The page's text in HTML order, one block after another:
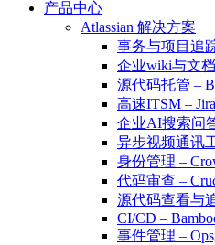
产品中心
Atlassian 解决方案
事务与项目追
企业wiki与文
源代码托管 –
高速ITSM –
企业AI搜索问
异步视频通讯
身份管理 –
代码审查 –
源代码查看与
CI/CD –
事件管理 –